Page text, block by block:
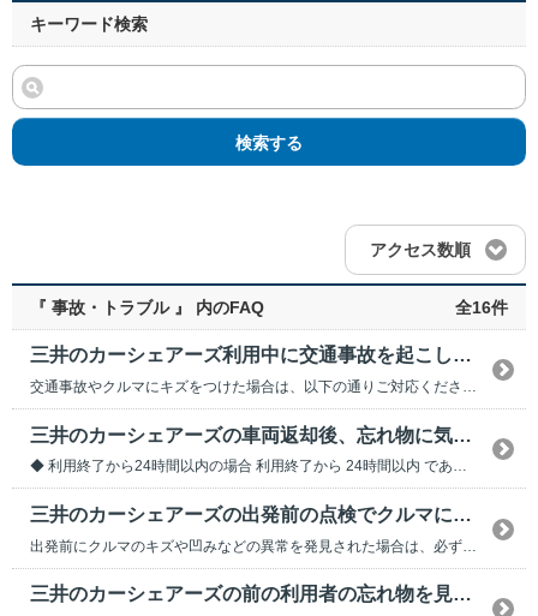
キーワード検索
検索する
アクセス数順
『 事故・トラブル 』 内のFAQ 全16件
三井のカーシェアーズ利用中に交通事故を起こしたり、クルマにキズをつけた場合はどうすればいいですか？
交通事故やクルマにキズをつけた場合は、以下の通りご対応ください。 ※発生場所や事故の大小、相...
三井のカーシェアーズの車両返却後、忘れ物に気づきました。どうすればいいですか？
◆ 利用終了から24時間以内の場合 利用終了から 24時間以内 であれば、アプリの 「忘れ物...
三井のカーシェアーズの出発前の点検でクルマにキズ・凹みを発見した。どうすればいいですか？
三井のカーシェアーズの前の利用者の忘れ物を見つけた。どうすればよいですか？